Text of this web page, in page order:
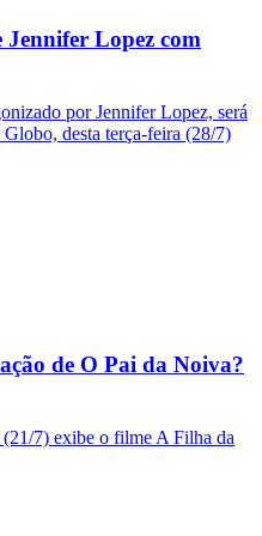
Lopez com
por Jennifer Lopez, será
desta terça-feira (28/7)
de O Pai da Noiva?
(21/7) exibe o filme A Filha da